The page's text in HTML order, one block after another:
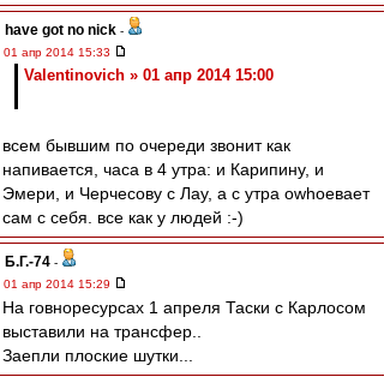
have got no nick -
01 апр 2014 15:33
Valentinovich » 01 апр 2014 15:00
всем бывшим по очереди звонит как
напивается, часа в 4 утра: и Карипину, и
Эмери, и Черчесову с Лау, а с утра оwhoевает
сам с себя. все как у людей :-)
Б.Г.-74 -
01 апр 2014 15:29
На говноресурсах 1 апреля Таски с Карлосом
выставили на трансфер..
Заепли плоские шутки...